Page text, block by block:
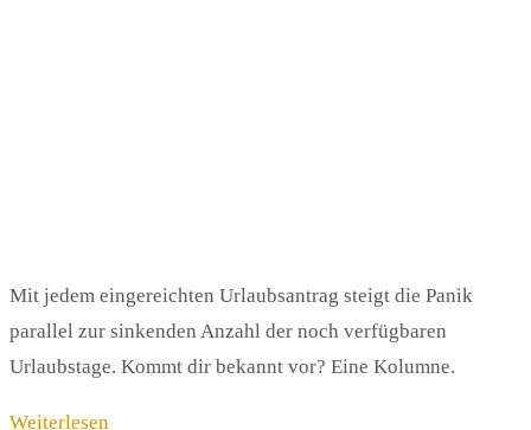
Mit jedem eingereichten Urlaubsantrag steigt die Panik
parallel zur sinkenden Anzahl der noch verfügbaren
Urlaubstage. Kommt dir bekannt vor? Eine Kolumne.
Weiterlesen